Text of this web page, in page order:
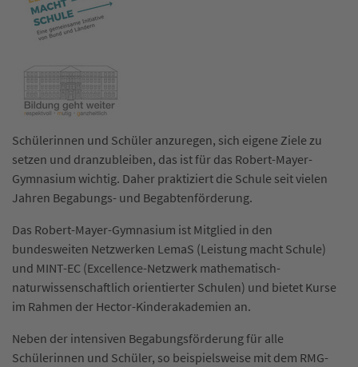
Schülerinnen und Schüler anzuregen, sich eigene Ziele zu
setzen und dranzubleiben, das ist für das Robert-Mayer-
Gymnasium wichtig. Daher praktiziert die Schule seit vielen
Jahren Begabungs- und Begabtenförderung.
Das Robert-Mayer-Gymnasium ist Mitglied in den
bundesweiten Netzwerken LemaS (Leistung macht Schule)
und MINT-EC (Excellence-Netzwerk mathematisch-
naturwissenschaftlich orientierter Schulen) und bietet Kurse
im Rahmen der Hector-Kinderakademien an.
Neben der intensiven Begabungsförderung für alle
Schülerinnen und Schüler, so beispielsweise mit dem RMG-